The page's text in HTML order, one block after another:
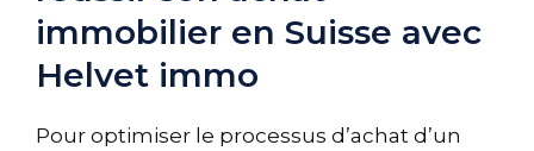
immobilier en Suisse avec
Helvet immo
Pour optimiser le processus d’achat d’un